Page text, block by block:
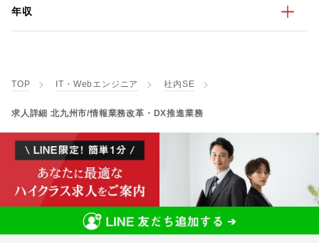
年収
TOP IT・Webエンジニア 社内SE
求人詳細 北九州市/情報業務改革・DX推進業務